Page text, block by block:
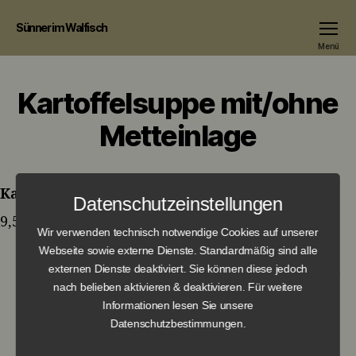
Sünner im Walfisch
Menü
Kartoffelsuppe mit/ohne
Metteinlage
Kartoffelsuppe mit/ohne Metteinlage
9,50 € / 7,90 €
Kartoffel-Champignon Strudel mit
Rahmwirsing
Datenschutzeinstellungen
Wir verwenden technisch notwendige Cookies auf unserer
Webseite sowie externe Dienste. Standardmäßig sind alle
externen Dienste deaktiviert. Sie können diese jedoch
nach belieben aktivieren & deaktivieren. Für weitere
Informationen lesen Sie unsere
Datenschutzbestimmungen.